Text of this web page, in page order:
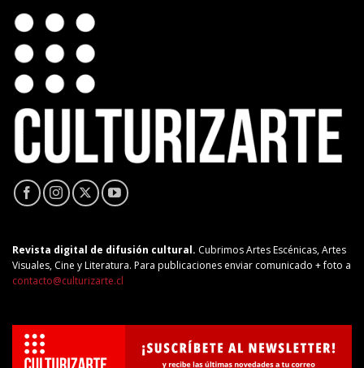
Revista digital de difusión cultural. Cubrimos Artes Escénicas, Artes
Visuales, Cine y Literatura. Para publicaciones enviar comunicado + foto a
contacto@culturizarte.cl